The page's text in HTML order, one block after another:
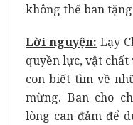
không thể ban
Lời nguyện: Lạy
quyền lực, vật
con biết tìm về
mừng. Ban cho
lòng can đảm để